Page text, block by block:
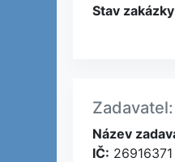
Stav
Zadavatel:
Název
IČ: 26916371